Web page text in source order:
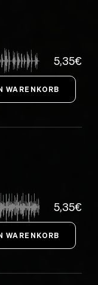
5,35€
5,35€